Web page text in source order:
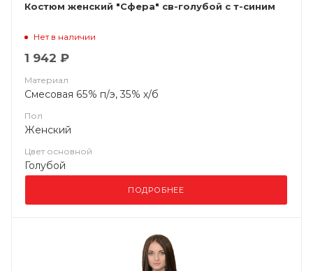
Костюм женский "Сфера" св-голубой с т-синим
Нет в наличии
1 942 ₽
Материал
Смесовая 65% п/э, 35% х/б
Пол
Женский
Цвет основной
Голубой
ПОДРОБНЕЕ